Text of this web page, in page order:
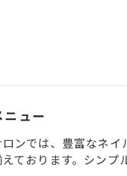
ニュー
ンでは、豊富なネイ
ております。シンプ